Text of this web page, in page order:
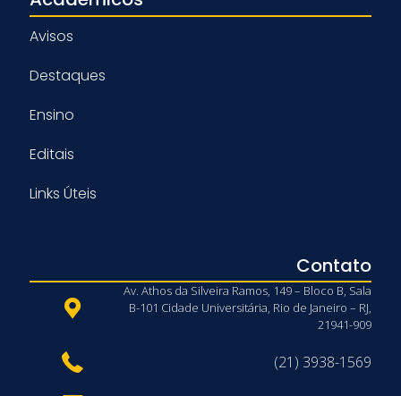
Avisos
Destaques
Ensino
Editais
Links Úteis
Contato
Av. Athos da Silveira Ramos, 149 – Bloco B, Sala
B-101 Cidade Universitária, Rio de Janeiro – RJ,
21941-909
(21) 3938-1569